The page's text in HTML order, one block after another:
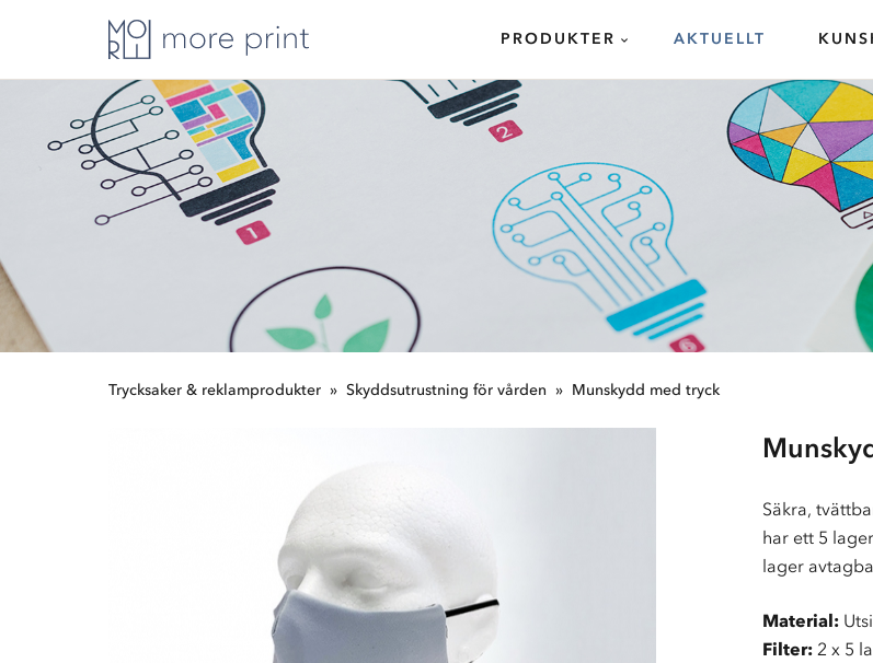
PRODUKTER AKTUELLT
Trycksaker & reklamprodukter Skyddsutrustning för vården Munskydd med tryck
Säkra,
har ett 5
lager
Material:
Filter: 2 x 5